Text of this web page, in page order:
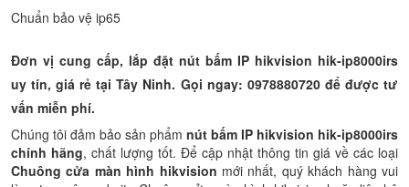
Chuẩn bảo vệ ip65
Đơn vị cung cấp, lắp đặt nút bấm IP hikvision hik-ip8000irs
uy tín, giá rẻ tại Tây Ninh. Gọi ngay: 0978880720 để được tư
vấn miễn phí.
Chúng tôi đảm bảo sản phẩm nút bấm IP hikvision hik-ip8000irs
chính hãng, chất lượng tốt. Để cập nhật thông tin giá về các loại
Chuông cửa màn hình hikvision mới nhất, quý khách hàng vui